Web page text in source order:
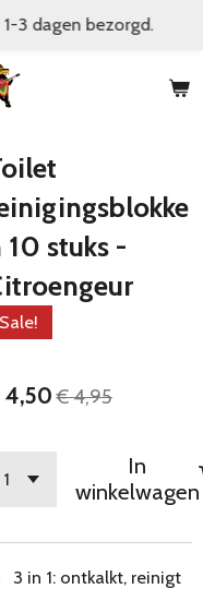
3 dagen bezorgd.
10 stuks -
Sale!
4,50 € 4,95
In
winkelwagen
3 in 1: ontkalkt, reinigt